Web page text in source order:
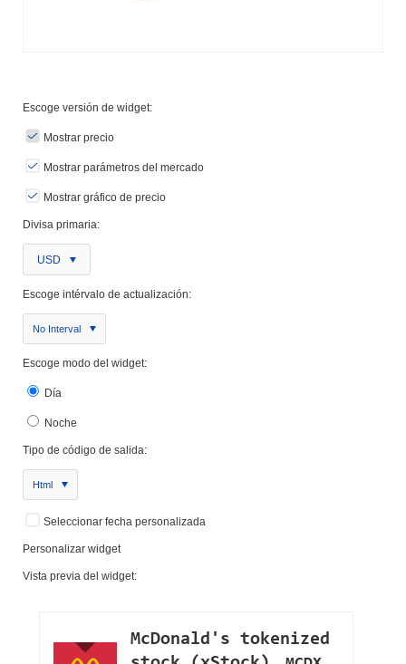
Escoge versión de widget:
Mostrar precio
Mostrar parámetros del mercado
Mostrar gráfico de precio
Divisa primaria:
USD
Escoge intérvalo de actualización:
No Interval
Escoge modo del widget:
Día
Noche
Tipo de código de salida:
Html
Seleccionar fecha personalizada
Personalizar widget
Vista previa del widget: